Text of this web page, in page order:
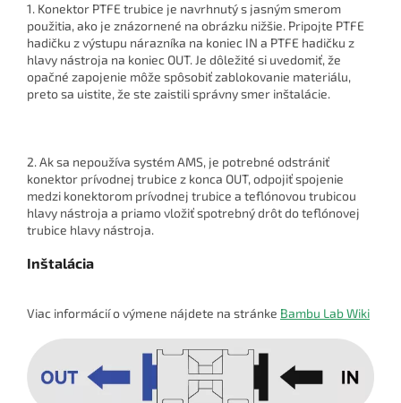
1. Konektor PTFE trubice je navrhnutý s jasným smerom
použitia, ako je znázornené na obrázku nižšie. Pripojte PTFE
hadičku z výstupu nárazníka na koniec IN a PTFE hadičku z
hlavy nástroja na koniec OUT. Je dôležité si uvedomiť, že
opačné zapojenie môže spôsobiť zablokovanie materiálu,
preto sa uistite, že ste zaistili správny smer inštalácie.
2. Ak sa nepoužíva systém AMS, je potrebné odstrániť
konektor prívodnej trubice z konca OUT, odpojiť spojenie
medzi konektorom prívodnej trubice a teflónovou trubicou
hlavy nástroja a priamo vložiť spotrebný drôt do teflónovej
trubice hlavy nástroja.
Inštalácia
Viac informácií o výmene nájdete na stránke Bambu Lab Wiki